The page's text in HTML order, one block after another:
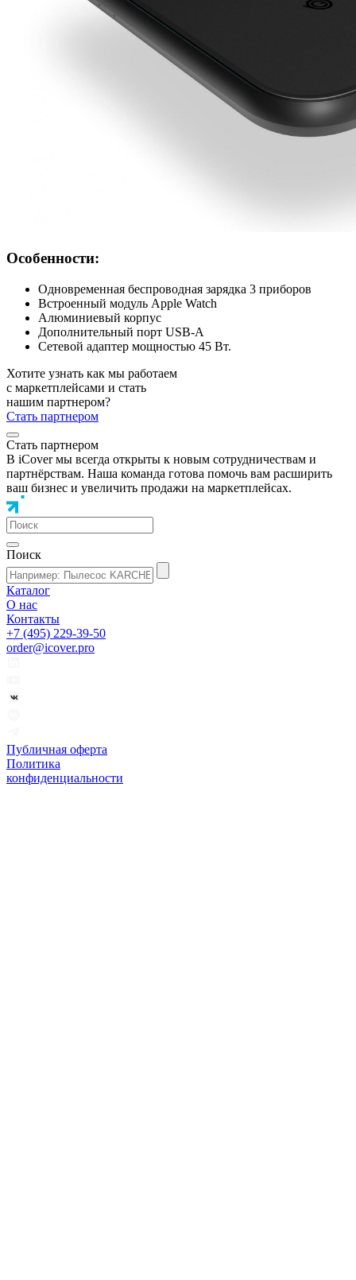
Особенности:
Одновременная беспроводная зарядка 3 приборов
Встроенный модуль Apple Watch
Алюминиевый корпус
Дополнительный порт USB-A
Сетевой адаптер мощностью 45 Вт.
Хотите узнать как мы работаем
с маркетплейсами и стать
нашим партнером?
Стать партнером
Стать партнером
В iCover мы всегда открыты к новым сотрудничествам и
партнёрствам. Наша команда готова помочь вам расширить
ваш бизнес и увеличить продажи на маркетплейсах.
Поиск
Каталог
О нас
Контакты
+7 (495) 229-39-50
order@icover.pro
Публичная оферта
Политика
конфиденциальности